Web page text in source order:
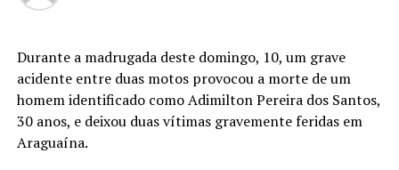
Durante a madrugada deste domingo, 10, um grave
acidente entre duas motos provocou a morte de um
homem identificado como Adimilton Pereira dos Santos,
30 anos, e deixou duas vítimas gravemente feridas em
Araguaína.